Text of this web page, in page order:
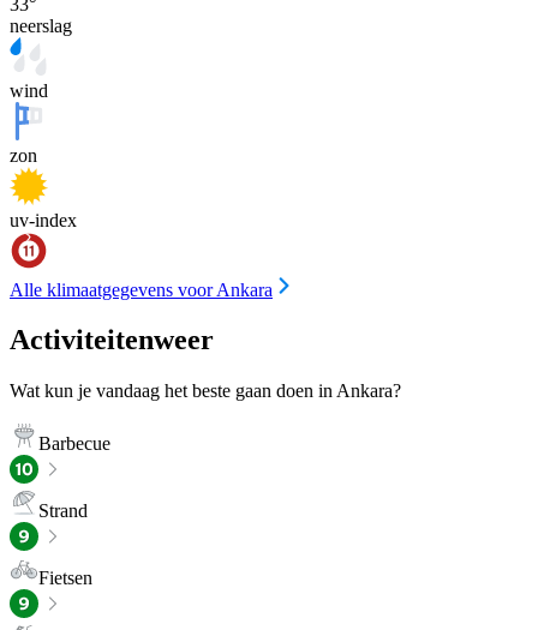
neerslag
wind
zon
uv-index
Alle klimaatgegevens voor Ankara
Activiteitenweer
Wat kun je vandaag het beste gaan doen in Ankara?
Barbecue
Strand
Fietsen